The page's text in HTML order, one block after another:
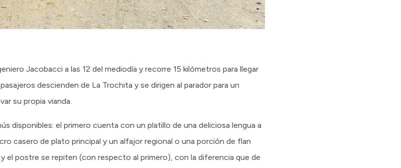
Jacobacci a las 12 del mediodía y recorre 15 kilómetros para llegar
descienden de La Trochita y se dirigen al parador para un
su propia vianda.
disponibles: el primero cuenta con un platillo de una deliciosa lengua a
casero de plato principal y un alfajor regional o una porción de flan
el postre se repiten (con respecto al primero), con la diferencia que de